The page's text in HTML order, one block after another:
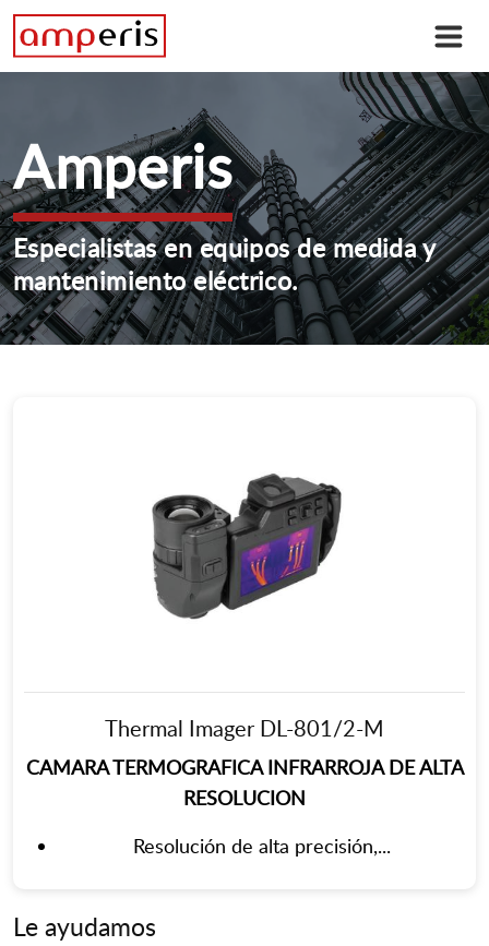
Amperis
Especialistas en equipos de medida y
mantenimiento eléctrico.
Thermal Imager DL-801/2-M
CAMARA TERMOGRAFICA INFRARROJA DE ALTA
RESOLUCION
Resolución de alta precisión,...
Le ayudamos